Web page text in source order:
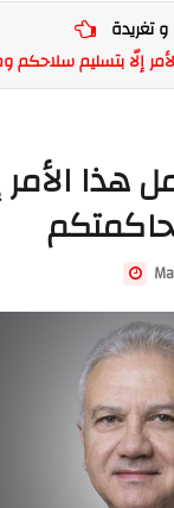
تغريدة
إلّا بتسليم سلاحكم
هذا الأمر